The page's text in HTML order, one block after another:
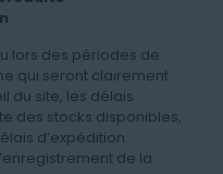
lors des périodes de
qui seront clairement
du site, les délais
des stocks disponibles,
d’expédition
de la